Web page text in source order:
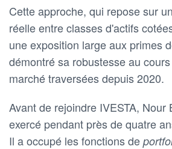
Cette approche, qui repose sur
réelle entre classes d'actifs
une exposition large aux primes
démontré sa robustesse au
marché traversées depuis 2020.
Avant de rejoindre IVESTA, Nour
exercé pendant près de quatre
Il a occupé les fonctions de